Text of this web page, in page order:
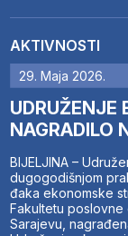
AKTIVNOSTI
29. Maja 2026.
UDRUŽENJE
NAGRADILO
BIJELJINA –
dugogodišnjom
đaka ekonomske
Fakultetu poslovne
Sarajevu,